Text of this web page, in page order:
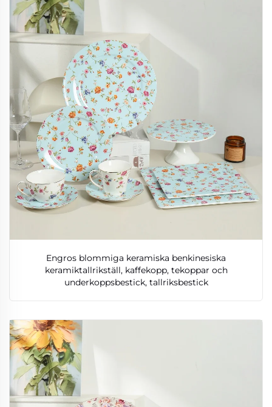
Engros blommiga keramiska benkinesiska
keramiktallrikställ, kaffekopp, tekoppar och
underkoppsbestick, tallriksbestick